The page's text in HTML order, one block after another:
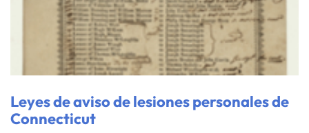
Leyes de aviso de lesiones personales de
Connecticut